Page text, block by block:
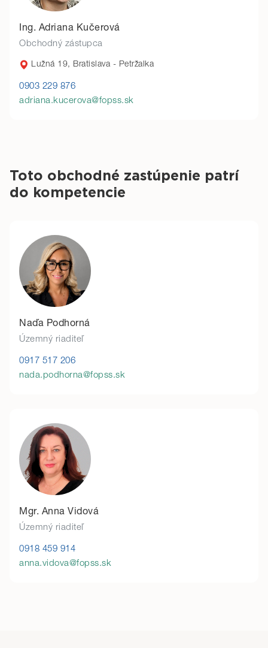
Ing. Adriana Kučerová
Obchodný zástupca
Lužná 19, Bratislava - Petržalka
0903 229 876
adriana.kucerova@fopss.sk
Toto obchodné zastúpenie patrí
do kompetencie
Naďa Podhorná
Územný riaditeľ
0917 517 206
nada.podhorna@fopss.sk
Mgr. Anna Vidová
Územný riaditeľ
0918 459 914
anna.vidova@fopss.sk